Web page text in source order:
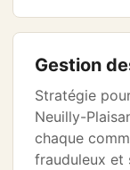
Gestion
Stratégie
Neuilly-
chaque
frauduleux et